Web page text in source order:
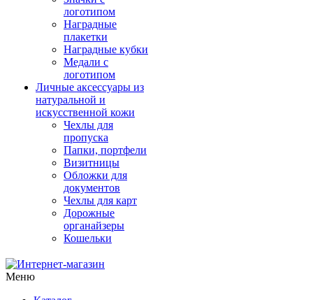
логотипом
Наградные
плакетки
Наградные кубки
Медали с
логотипом
Личные аксессуары из
натуральной и
искусственной кожи
Чехлы для
пропуска
Папки, портфели
Визитницы
Обложки для
документов
Чехлы для карт
Дорожные
органайзеры
Кошельки
Меню